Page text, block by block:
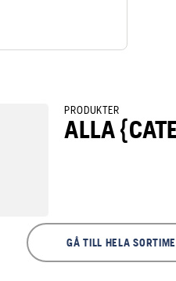
PRODUKTER
ALLA
GÅ TILL HELA